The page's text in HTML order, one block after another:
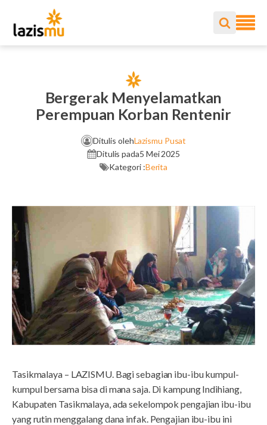
Bergerak Menyelamatkan
Perempuan Korban Rentenir
Ditulis olehLazismu Pusat
Ditulis pada5 Mei 2025
Kategori :Berita
Tasikmalaya – LAZISMU. Bagi sebagian ibu-ibu kumpul-
kumpul bersama bisa di mana saja. Di kampung Indihiang,
Kabupaten Tasikmalaya, ada sekelompok pengajian ibu-ibu
yang rutin menggalang dana infak. Pengajian ibu-ibu ini